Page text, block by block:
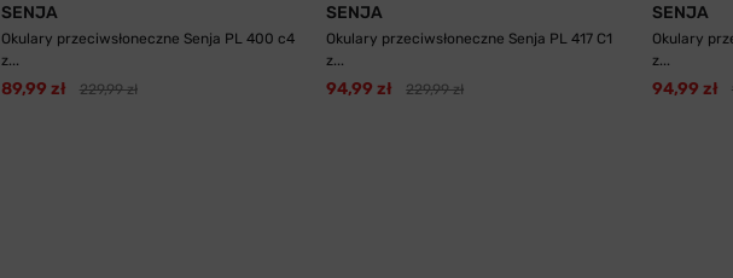
SENJA
Okulary przeciwsłoneczne Senja PL 400 c4
z...
89,99 zł 229,99 zł
SENJA
Okulary przeciwsłoneczne Senja PL 417 C1
z...
94,99 zł 229,99 zł
SENJA
Okulary
z...
94,99 zł